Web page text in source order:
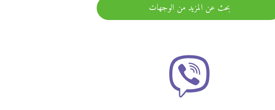
بحث عن المزيد من الوجهات